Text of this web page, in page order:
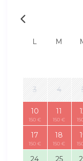
L M
3 4
10
150 €
11
150 €
17
150 €
18
150 €
24 25